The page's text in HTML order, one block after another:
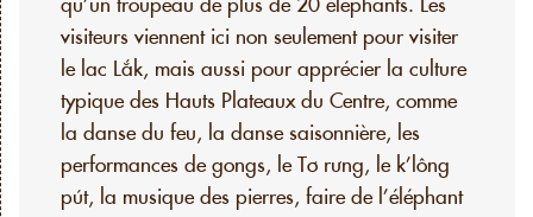
visiteurs viennent ici non seulement pour visiter
le lac Lắk, mais aussi pour apprécier la culture
typique des Hauts Plateaux du Centre, comme
la danse du feu, la danse saisonnière, les
performances de gongs, le Tơ rưng, le k’lông
pút, la musique des pierres, faire de l’éléphant